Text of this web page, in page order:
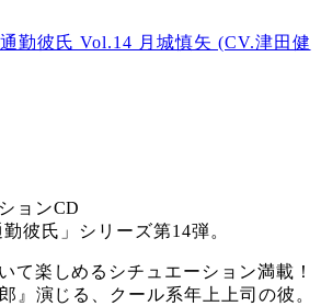
勤彼氏 Vol.14 月城慎矢 (CV.津田健
ョンCD
彼氏」シリーズ第14弾。
て楽しめるシチュエーション満載！
』演じる、クール系年上上司の彼。